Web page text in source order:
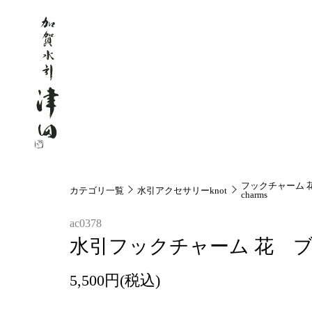
カテゴリ一覧 水引アクセサリーknot
フックチャーム
charms
ac0378
水引フックチャーム 花
5,500円(税込)